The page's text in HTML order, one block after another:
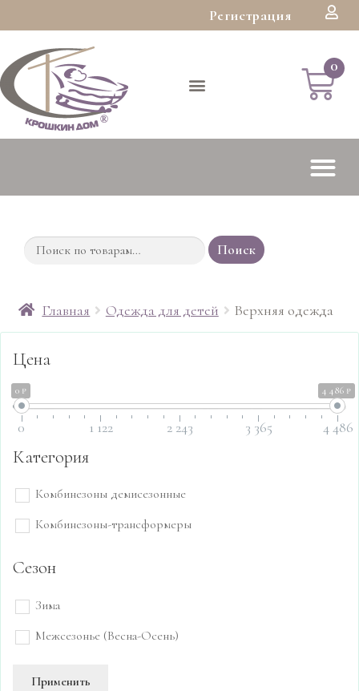
Регистрация
Поиск
Главная Одежда для детей Верхняя одежда
Цена
0 ₽ 4 486 ₽
0 1 122 2 243 3 365 4 486
Категория
Комбинезоны демисезонные
Комбинезоны-трансформеры
Сезон
Зима
Межсезонье (Весна-Осень)
Применить